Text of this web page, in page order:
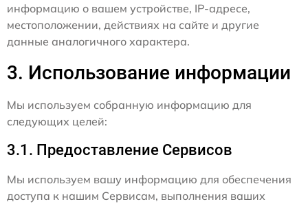
информацию о вашем устройстве, IP-адресе,
местоположении, действиях на сайте и другие
данные аналогичного характера.
3. Использование информации
Мы используем собранную информацию для
следующих целей:
3.1. Предоставление Сервисов
Мы используем вашу информацию для обеспечения
доступа к нашим Сервисам, выполнения ваших